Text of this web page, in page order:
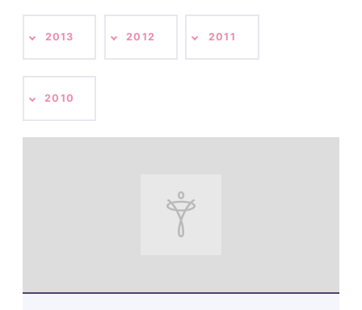
2013 2012 2011
2010